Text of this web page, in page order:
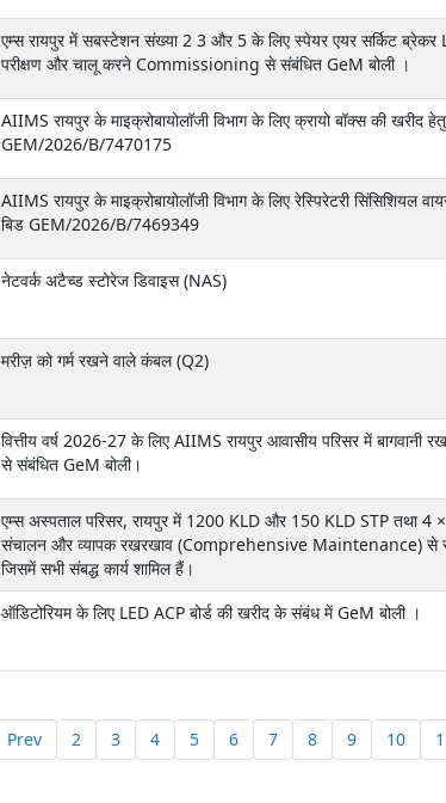
एम्स रायपुर में सबस्टेशन संख्या 2 3 और 5 के लिए स्पेयर एयर सर्किट ब्रेकर
परीक्षण और चालू करने Commissioning से संबंधित GeM बोली ।
AIIMS रायपुर के माइक्रोबायोलॉजी विभाग के लिए क्रायो बॉक्स की खरीद
GEM/2026/B/7470175
AIIMS रायपुर के माइक्रोबायोलॉजी विभाग के लिए रेस्पिरेटरी सिंसिशियल
बिड GEM/2026/B/7469349
नेटवर्क अटैच्ड स्टोरेज डिवाइस (NAS)
मरीज़ को गर्म रखने वाले कंबल (Q2)
वित्तीय वर्ष 2026-27 के लिए AIIMS रायपुर आवासीय परिसर में बागवानी
से संबंधित GeM बोली।
एम्स अस्पताल परिसर, रायपुर में 1200 KLD और 150 KLD STP तथा 4
संचालन और व्यापक रखरखाव (Comprehensive Maintenance) से
जिसमें सभी संबद्ध कार्य शामिल हैं।
ऑडिटोरियम के लिए LED ACP बोर्ड की खरीद के संबंध में GeM बोली ।
Prev 2 3 4 5 6 7 8 9 10